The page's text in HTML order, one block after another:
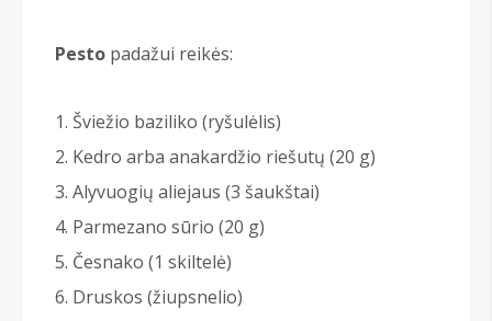
Pesto padažui reikės:
Šviežio baziliko (ryšulėlis)
Kedro arba anakardžio riešutų (20 g)
Alyvuogių aliejaus (3 šaukštai)
Parmezano sūrio (20 g)
Česnako (1 skiltelė)
Druskos (žiupsnelio)